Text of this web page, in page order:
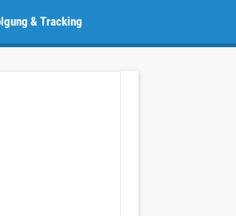
& Tracking